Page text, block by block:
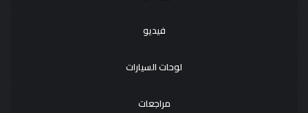
فيديو
لوحات السيارات
مراجعات